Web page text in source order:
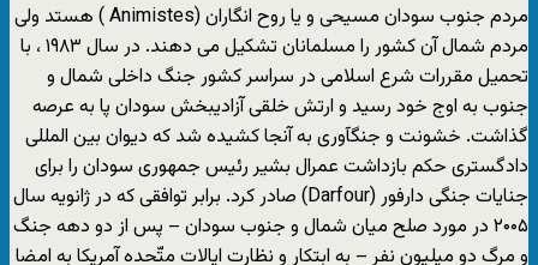
مردم جنوب سودان مسیحی و یا روح انگاران (Animistes ) هستد ولی
مردم شمال آن کشور را مسلمانان تشکیل می دهند. در سال ۱۹۸۳ ، با
تحمیل مقررات شرع اسلامی در سراسر کشور جنگ داخلی شمال و
جنوب به اوج خود رسید و ارتش خلقی آزادیبخش سودان پا به عرصه
گذاشت. خشونت و جنگآوری به آنجا کشیده شد که دیوان بین المللی
دادگستری حکم بازداشت عمرال بشیر رئیس جمهوری سودان را برای
جنایات جنگی دارفور (Darfour) صادر کرد. برابر توافقی که در ژانویه سال
۲۰۰۵ در مورد صلح میان شمال و جنوب سودان – پس از دو دهه جنگ
و مرگ دو میلیون نفر – به ابتکار و نظارت ایالات متّحده آمریکا به امضا